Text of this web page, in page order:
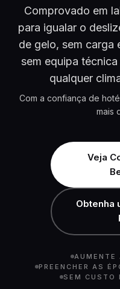
Comprovado em
para igualar o
de gelo, sem carga
sem equipa
qualquer
Com a confiança de
mais
Veja
Obtenha
AUMENTE
PREENCHER AS
SEM CUSTO